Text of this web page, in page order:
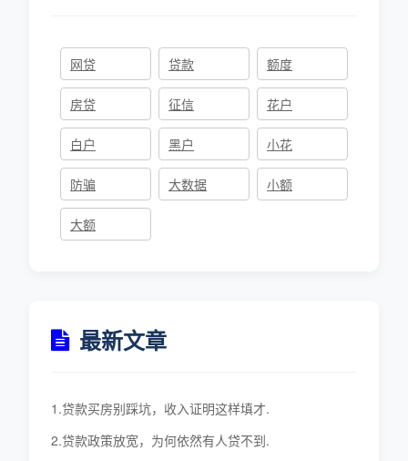
网贷 贷款 额度
房贷 征信 花户
白户 黑户 小花
防骗 大数据 小额
大额
最新文章
1.贷款买房别踩坑，收入证明这样填才.
2.贷款政策放宽，为何依然有人贷不到.